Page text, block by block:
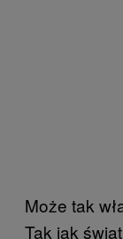
Może tak
Tak jak